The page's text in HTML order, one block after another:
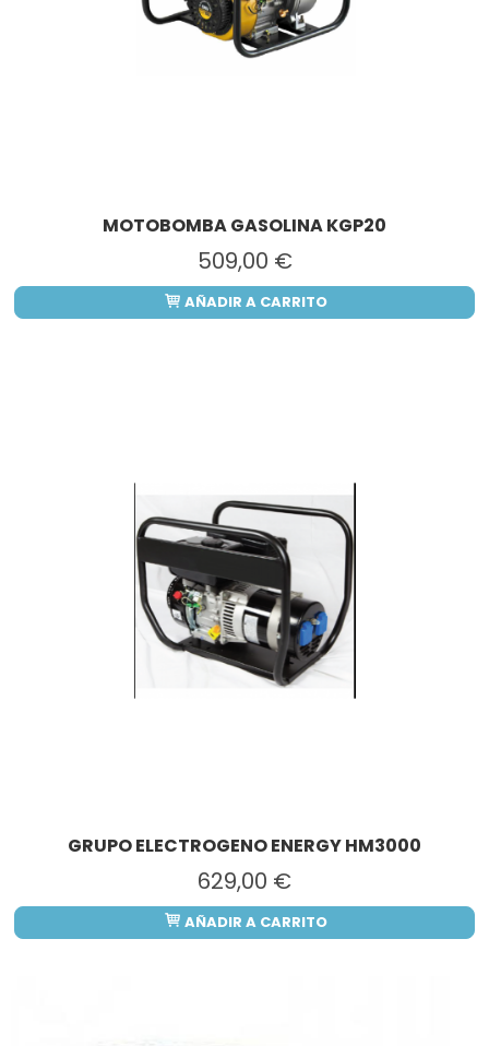
MOTOBOMBA GASOLINA KGP20
509,00 €
AÑADIR A CARRITO
GRUPO ELECTROGENO ENERGY HM3000
629,00 €
AÑADIR A CARRITO